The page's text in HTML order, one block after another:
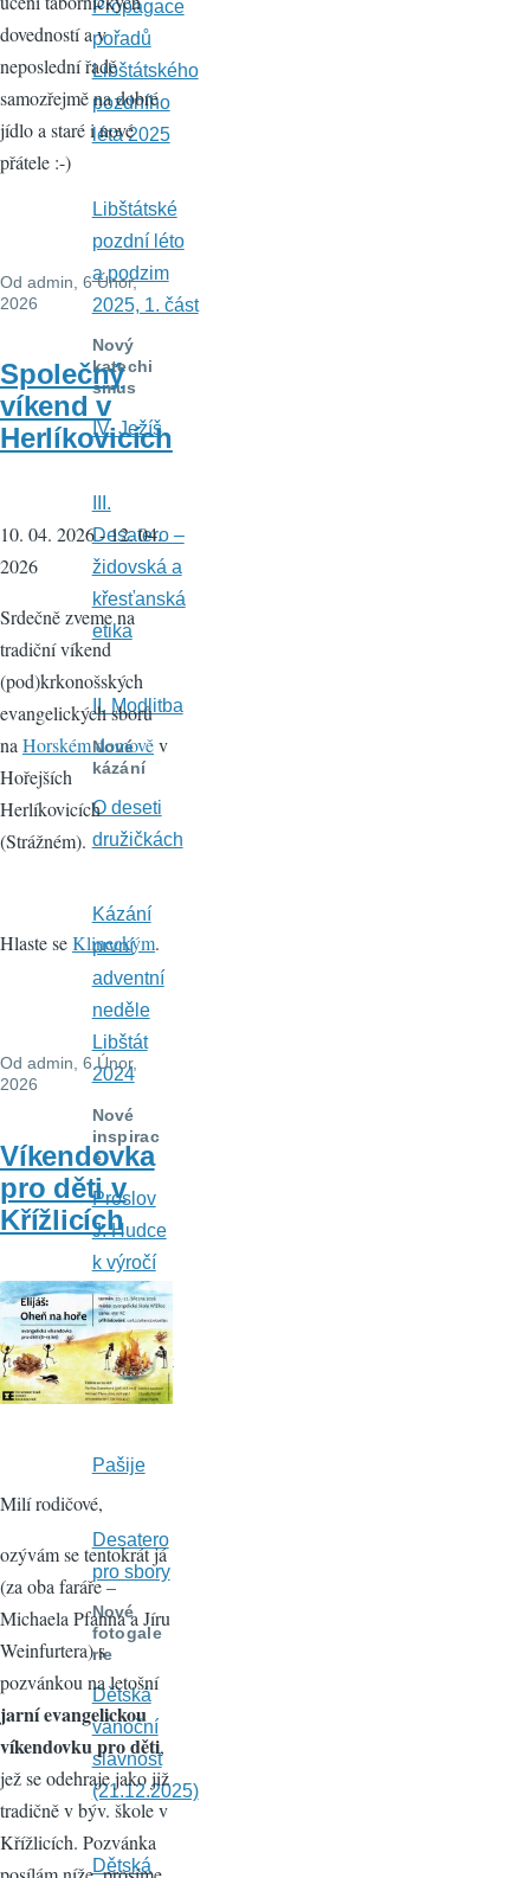
dovedností a v
neposlední řadě
samozřejmě na dobré
jídlo a staré i nové
přátele :-)
Od admin , 6 Únor,
2026
Společný
víkend v
Herlíkovicích
10. 04. 2026 - 12. 04.
2026
Srdečně zveme na
tradiční víkend
(pod)krkonošských
evangelických sborů
naHorském domověv
Hořejších
Herlíkovicích
(Strážném).
Hlaste seKlineckým.
Od admin, 6 Únor,
2026
Víkendovka
pro děti v
Křížlicích
Milí rodičové,
ozývám se tentokrát já
(za oba faráře –
Michaela Pfanna a Jíru
Weinfurtera) s
pozvánkou na letošní
jarní evangelickou
víkendovku pro děti,
jež se odehraje jako již
tradičně v býv. škole v
Křížlicích. Pozvánka
Propagace
pořadů
Libštátského
pozdního
léta 2025
Libštátské
pozdní léto
a podzim
2025, 1. část
Nový
katechi
smus
IV. Ježíš
III.
Desatero –
židovská a
křesťanská
etika
II. Modlitba
Nové
kázání
O deseti
družičkách
Kázání
první
adventní
neděle
Libštát
2024
Nové
inspirac
e
Proslov
J. Hudce
k výročí
popravy
M.
Horákové
2026
Pašije
Desatero
pro sbory
Nové
fotogale
rie
Dětská
vánoční
slavnost
(21.12.2025)
Dětská